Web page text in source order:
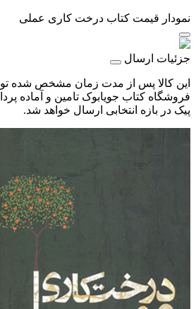
نمودار قیمت کتاب درخت کاری عملی
جزئیات ارسال
این کالا پس از مدت زمان مشخص شده
فروشگاه کتاب جویابوک تامین و آماده
پیک در بازه انتخابی ارسال خواهد شد.